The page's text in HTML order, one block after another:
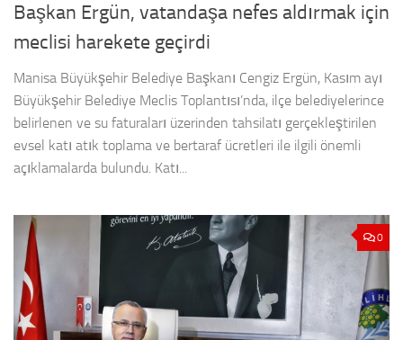
Başkan Ergün, vatandaşa nefes aldırmak için
meclisi harekete geçirdi
Manisa Büyükşehir Belediye Başkanı Cengiz Ergün, Kasım ayı
Büyükşehir Belediye Meclis Toplantısı’nda, ilçe belediyelerince
belirlenen ve su faturaları üzerinden tahsilatı gerçekleştirilen
evsel katı atık toplama ve bertaraf ücretleri ile ilgili önemli
açıklamalarda bulundu. Katı...
0